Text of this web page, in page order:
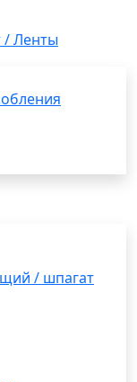
/ Ленты
/ шпагат